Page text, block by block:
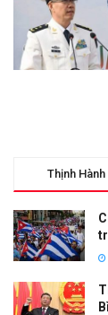
Thịnh Hành